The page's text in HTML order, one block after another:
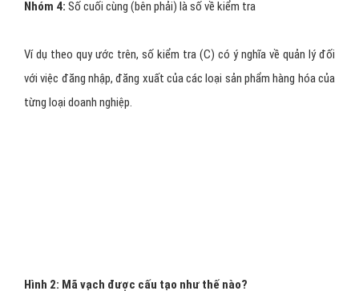
Tiếp theo gồm năm chữ số là mã số về hàng hóa.